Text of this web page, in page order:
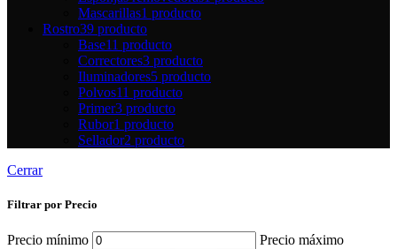
Mascarillas1 producto
Rostro39 producto
Base11 producto
Correctores3 producto
Iluminadores5 producto
Polvos11 producto
Primer3 producto
Rubor1 producto
Sellador2 producto
Cerrar
Filtrar por Precio
Precio mínimo Precio máximo